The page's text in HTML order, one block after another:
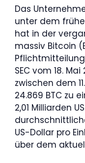
Das
unter dem
hat in der
massiv Bitcoin
SEC vom 18.
zwischen dem
24.869 BTC zu
2,01 Milliarden
US-Dollar pro
über dem